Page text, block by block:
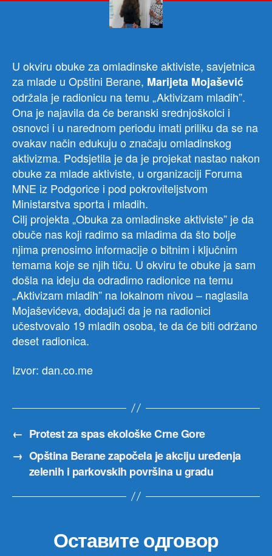
U okviru obuke za omladinske aktiviste, savjetnica
za mlade u Opštini Berane, Marijeta Mojašević
održala je radionicu na temu „Aktivizam mladih”.
Ona je najavila da će beranski srednjoškolci i
osnovci i u narednom periodu imati priliku da se na
ovakav način edukuju o značaju omladinskog
aktivizma. Podsjetila je da je projekat nastao nakon
obuke za mlade aktiviste, u organizaciji Foruma
MNE iz Podgorice i pod pokroviteljstvom
Ministarstva sporta i mladih.
Cilj projekta „Obuka za omladinske aktiviste” je da
obuče nas koji radimo sa mladima da što bolje
njima prenosimo informacije o bitnim i ključnim
temama koje se njih tiču. U okviru te obuke ja sam
došla na ideju da odradimo radionice na temu
„Aktivizam mladih” na lokalnom nivou – naglasila
Mojaševićeva, dodajući da je na radionici
učestvovalo 19 mladih osoba, te da će biti održano
deset radionica.
Izvor: dan.co.me
← Protest za spas ekološke Crne Gore
→ Opština Berane započela je akciju uređenja
zelenih i parkovskih površina u gradu
Оставите одговор